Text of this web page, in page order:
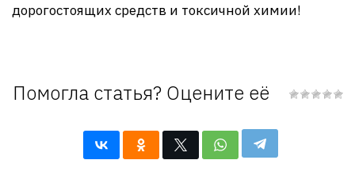
дорогостоящих средств и токсичной химии!
Помогла статья? Оцените её